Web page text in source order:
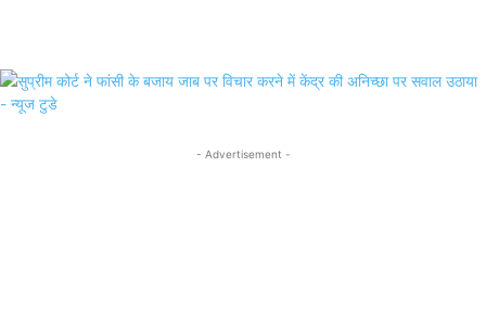
- Advertisement -